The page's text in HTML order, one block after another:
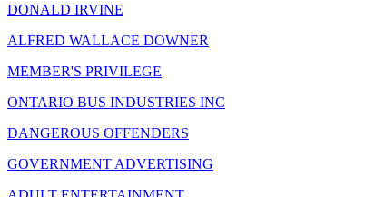
DONALD IRVINE
ALFRED WALLACE DOWNER
MEMBER'S PRIVILEGE
ONTARIO BUS INDUSTRIES INC
DANGEROUS OFFENDERS
GOVERNMENT ADVERTISING